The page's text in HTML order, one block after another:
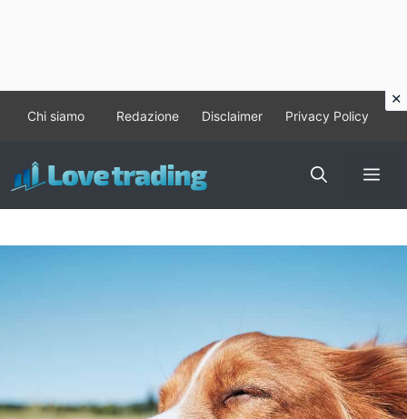
contenuto
Chi siamo Redazione Disclaimer Privacy Policy